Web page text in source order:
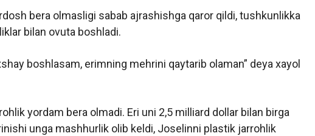
bera olmasligi sabab ajrashishga qaror qildi, tushkunlikka
bilan ovuta boshladi.
boshlasam, erimning mehrini qaytarib olaman” deya xayol
yordam bera olmadi. Eri uni 2,5 milliard dollar bilan birga
unga mashhurlik olib keldi, Joselinni plastik jarrohlik